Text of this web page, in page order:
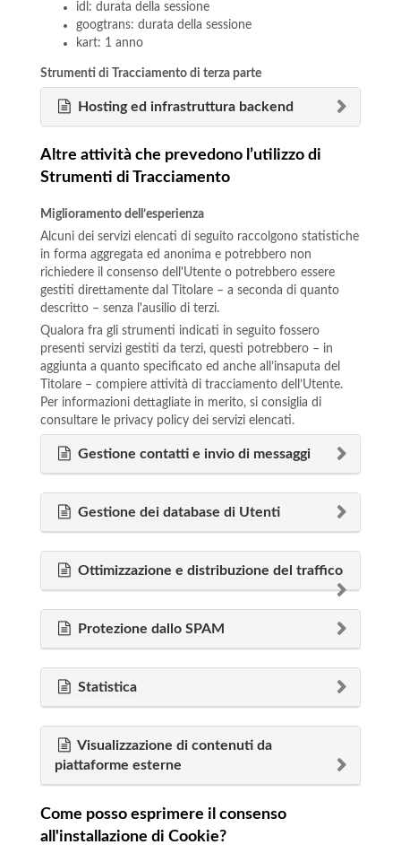
idl: durata della sessione
googtrans: durata della sessione
kart: 1 anno
Strumenti di Tracciamento di terza parte
Hosting ed infrastruttura backend
Altre attività che prevedono l’utilizzo di
Strumenti di Tracciamento
Miglioramento dell’esperienza
Alcuni dei servizi elencati di seguito raccolgono statistiche
in forma aggregata ed anonima e potrebbero non
richiedere il consenso dell'Utente o potrebbero essere
gestiti direttamente dal Titolare – a seconda di quanto
descritto – senza l'ausilio di terzi.
Qualora fra gli strumenti indicati in seguito fossero
presenti servizi gestiti da terzi, questi potrebbero – in
aggiunta a quanto specificato ed anche all’insaputa del
Titolare – compiere attività di tracciamento dell’Utente.
Per informazioni dettagliate in merito, si consiglia di
consultare le privacy policy dei servizi elencati.
Gestione contatti e invio di messaggi
Gestione dei database di Utenti
Ottimizzazione e distribuzione del traffico
Protezione dallo SPAM
Statistica
Visualizzazione di contenuti da
piattaforme esterne
Come posso esprimere il consenso
all'installazione di Cookie?